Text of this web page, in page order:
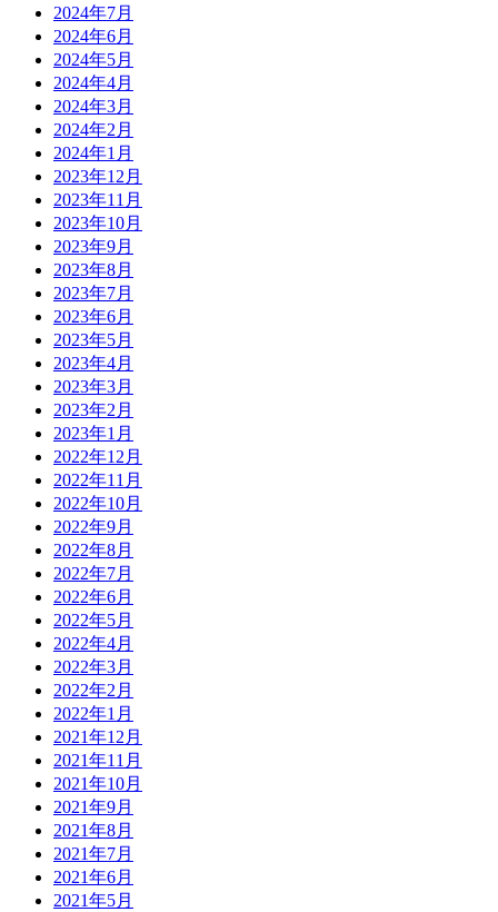
2024年7月
2024年6月
2024年5月
2024年4月
2024年3月
2024年2月
2024年1月
2023年12月
2023年11月
2023年10月
2023年9月
2023年8月
2023年7月
2023年6月
2023年5月
2023年4月
2023年3月
2023年2月
2023年1月
2022年12月
2022年11月
2022年10月
2022年9月
2022年8月
2022年7月
2022年6月
2022年5月
2022年4月
2022年3月
2022年2月
2022年1月
2021年12月
2021年11月
2021年10月
2021年9月
2021年8月
2021年7月
2021年6月
2021年5月